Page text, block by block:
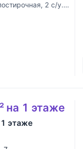
2 с/у.
на 1 этаже
этаже